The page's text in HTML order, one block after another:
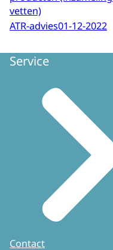
vetten)
ATR-advies01-12-2022
Service
Contact